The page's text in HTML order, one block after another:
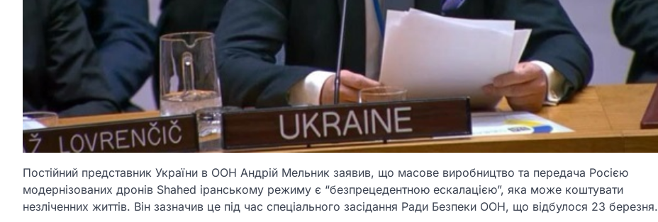
Постійний представник України в ООН Андрій Мельник заявив, що масове виробництво та передача Росією
модернізованих дронів Shahed іранському режиму є “безпрецедентною ескалацією”, яка може коштувати
незліченних життів. Він зазначив це під час спеціального засідання Ради Безпеки ООН, що відбулося 23 березня.